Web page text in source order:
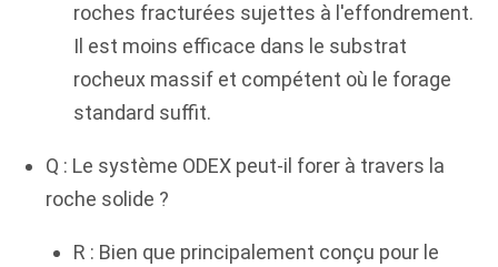
roches fracturées sujettes à l'effondrement.
Il est moins efficace dans le substrat
rocheux massif et compétent où le forage
standard suffit.
Q : Le système ODEX peut-il forer à travers la
roche solide ?
R : Bien que principalement conçu pour le